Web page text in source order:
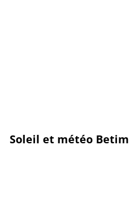
Soleil et météo Betim